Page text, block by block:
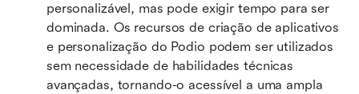
personalizável, mas pode exigir tempo para ser
dominada. Os recursos de criação de aplicativos
e personalização do Podio podem ser utilizados
sem necessidade de habilidades técnicas
avançadas, tornando-o acessível a uma ampla